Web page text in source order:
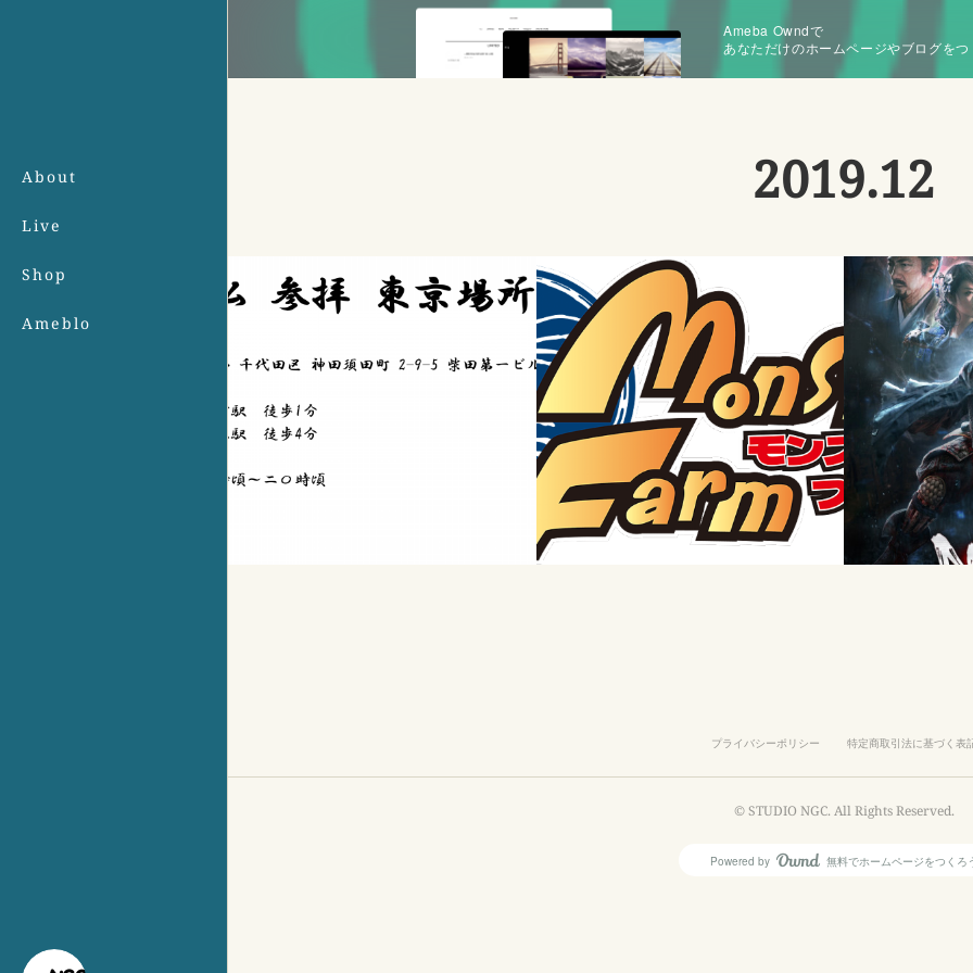
About
Live
Shop
Ameblo
Ameba Owndで
あなただけのホームページやブログを
2019.12
プライバシーポリシー 特定商取引法に基づく表
© STUDIO NGC. All Rights Reserved.
Powered by AmebaOwnd
無料でホームページをつくろ